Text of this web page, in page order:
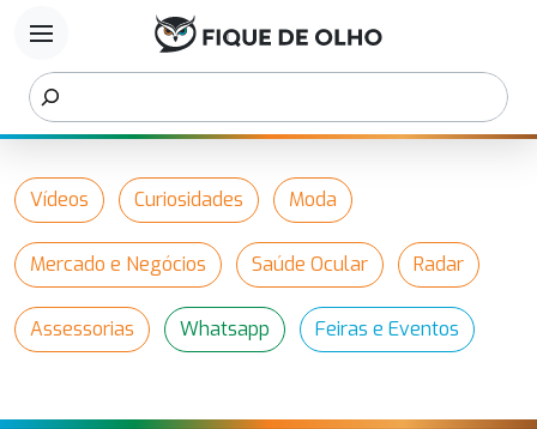
menu
Vídeos Curiosidades Moda
Mercado e Negócios Saúde Ocular Radar
Assessorias Whatsapp Feiras e Eventos